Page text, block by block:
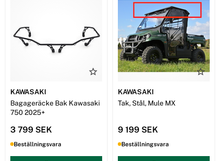
KAWASAKI
Bagageräcke Bak Kawasaki
750 2025+
3 799 SEK
Beställningsvara
KAWASAKI
Tak, Stål, Mule MX
9 199 SEK
Beställningsvara